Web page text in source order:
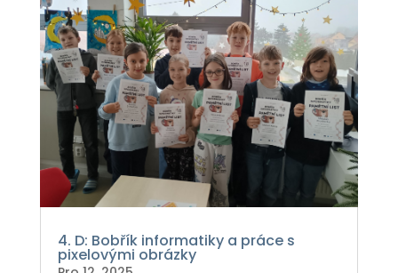
4. D: Bobřík informatiky a práce s
pixelovými obrázky